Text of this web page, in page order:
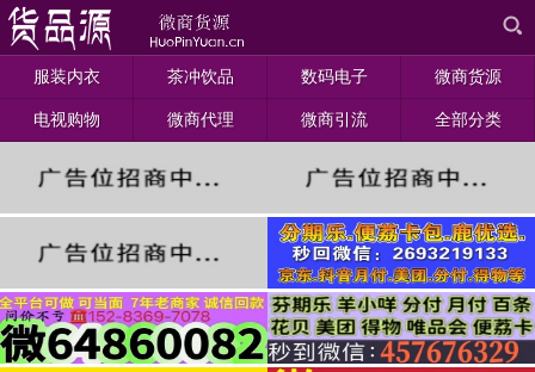
服装内衣 茶冲饮品 数码电子 微商货源
电视购物 微商代理 微商引流 全部分类